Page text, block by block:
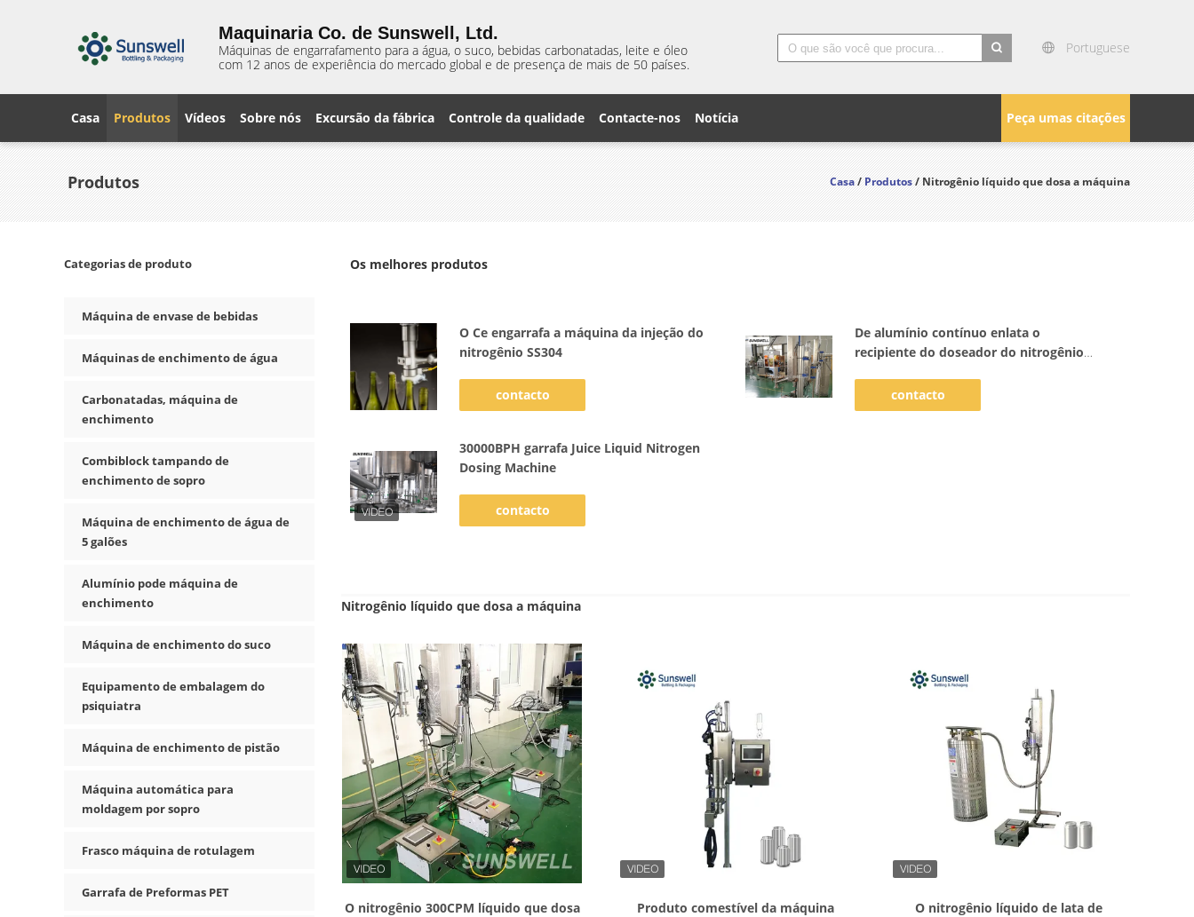
Maquinaria Co. de Sunswell, Ltd.
Máquinas de engarrafamento para a água, o suco, bebidas carbonatadas, leite e óleo
com 12 anos de experiência do mercado global e de presença de mais de 50 países.
Portuguese
Peça umas citações
Casa Produtos Vídeos Sobre nós Excursão da fábrica Controle da qualidade Contacte-nos Notícia
Produtos Casa/Produtos/ Nitrogênio líquido que dosa a máquina
Categorias de produto
Máquina de envase de bebidas
Máquinas de enchimento de água
Carbonatadas, máquina de
enchimento
Combiblock tampando de
enchimento de sopro
Máquina de enchimento de água de
5 galões
Alumínio pode máquina de
enchimento
Máquina de enchimento do suco
Equipamento de embalagem do
psiquiatra
Máquina de enchimento de pistão
Máquina automática para
moldagem por sopro
Frasco máquina de rotulagem
Garrafa de Preformas PET
Os melhores produtos
O Ce engarrafa a máquina da injeção do
nitrogênio SS304
contacto
De alumínio contínuo enlata o
recipiente do doseador do nitrogênio
contacto
30000BPH garrafa Juice Liquid Nitrogen
Dosing Machine
contacto
Nitrogênio líquido que dosa a máquina
O nitrogênio 300CPM líquido que dosa
Produto comestível da máquina
O nitrogênio líquido de lata de